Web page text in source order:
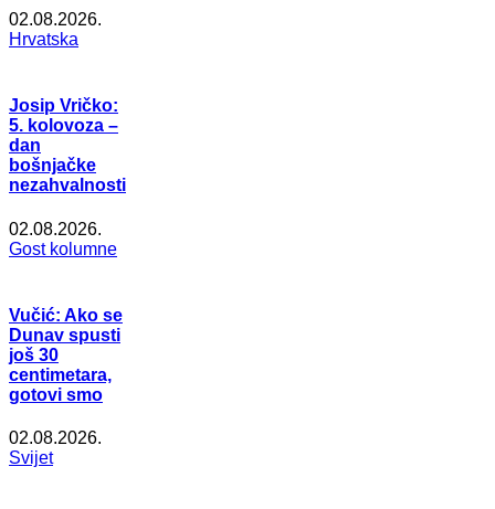
02.08.2026.
Hrvatska
Josip Vričko:
5. kolovoza –
dan
bošnjačke
nezahvalnosti
02.08.2026.
Gost kolumne
Vučić: Ako se
Dunav spusti
još 30
centimetara,
gotovi smo
02.08.2026.
Svijet